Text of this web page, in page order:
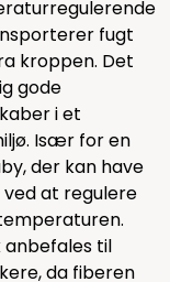
fugt
kroppen. Det
gode
i et
Især for en
der kan have
at regulere
anbefales til
da fiberen